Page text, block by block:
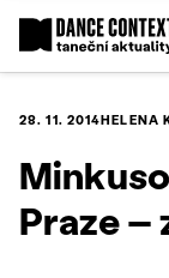
28. 11. 2014HELENA
Praze –